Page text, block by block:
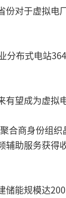
对于虚拟
布式电站
望成为虚拟
合商身份组
助服务获
能规模达